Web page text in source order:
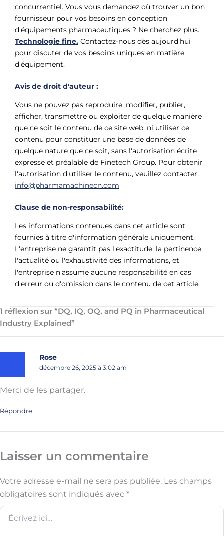
concurrentiel. Vous vous demandez où trouver un bon
fournisseur pour vos besoins en conception
d'équipements pharmaceutiques ? Ne cherchez plus.
Technologie fine. Contactez-nous dès aujourd'hui
pour discuter de vos besoins uniques en matière
d'équipement.
Avis de droit d'auteur :
Vous ne pouvez pas reproduire, modifier, publier,
afficher, transmettre ou exploiter de quelque manière
que ce soit le contenu de ce site web, ni utiliser ce
contenu pour constituer une base de données de
quelque nature que ce soit, sans l'autorisation écrite
expresse et préalable de Finetech Group. Pour obtenir
l'autorisation d'utiliser le contenu, veuillez contacter :
info@pharmamachinecn.com
Clause de non-responsabilité:
Les informations contenues dans cet article sont
fournies à titre d'information générale uniquement.
L'entreprise ne garantit pas l'exactitude, la pertinence,
l'actualité ou l'exhaustivité des informations, et
l'entreprise n'assume aucune responsabilité en cas
d'erreur ou d'omission dans le contenu de cet article.
1 réflexion sur “DQ, IQ, OQ, and PQ in Pharmaceutical
Industry Explained”
Rose
décembre 26, 2025 à 3:02 am
Merci de les partager.
Répondre
Laisser un commentaire
Votre adresse e-mail ne sera pas publiée. Les champs
obligatoires sont indiqués avec *
Écrivez
ici…